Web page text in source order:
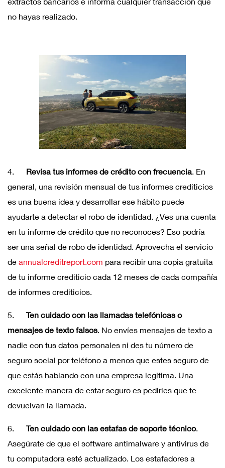
no hayas realizado.
4. Revisa tus informes de crédito con frecuencia. En
general, una revisión mensual de tus informes crediticios
es una buena idea y desarrollar ese hábito puede
ayudarte a detectar el robo de identidad. ¿Ves una cuenta
en tu informe de crédito que no reconoces? Eso podría
ser una señal de robo de identidad. Aprovecha el servicio
de annualcreditreport.com para recibir una copia gratuita
de tu informe crediticio cada 12 meses de cada compañía
de informes crediticios.
5. Ten cuidado con las llamadas telefónicas o
mensajes de texto falsos. No envíes mensajes de texto a
nadie con tus datos personales ni des tu número de
seguro social por teléfono a menos que estes seguro de
que estás hablando con una empresa legítima. Una
excelente manera de estar seguro es pedirles que te
devuelvan la llamada.
6. Ten cuidado con las estafas de soporte técnico.
Asegúrate de que el software antimalware y antivirus de
tu computadora esté actualizado. Los estafadores a